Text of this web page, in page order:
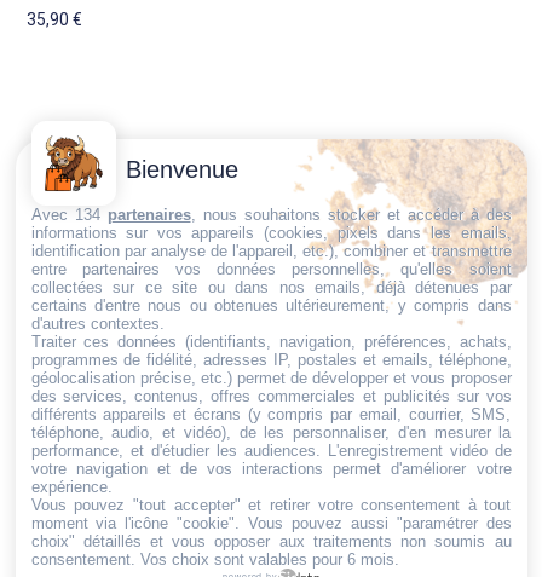
35,90€
Trouvez ce qu'il vous faut,
au bon endroit
Conditions
générales
de vente
Politique de
cookies
Politique de
confidentialité
Mentions
légales
Conditions de
retour et de
remboursement
Droit de
rétractation
Contactez-
Nous
Email:
dt@sasbms.fr
Bienvenue
Avec 134 partenaires, nous souhaitons stocker et accéder à des
informations sur vos appareils (cookies, pixels dans les emails,
identification par analyse de l'appareil, etc.), combiner et transmettre
entre partenaires vos données personnelles, qu'elles soient
collectées sur ce site ou dans nos emails, déjà détenues par
certains d'entre nous ou obtenues ultérieurement, y compris dans
d'autres contextes.
Traiter ces données (identifiants, navigation, préférences, achats,
programmes de fidélité, adresses IP, postales et emails, téléphone,
géolocalisation précise, etc.) permet de développer et vous proposer
des services, contenus, offres commerciales et publicités sur vos
différents appareils et écrans (y compris par email, courrier, SMS,
téléphone, audio, et vidéo), de les personnaliser, d'en mesurer la
performance, et d'étudier les audiences. L'enregistrement vidéo de
votre navigation et de vos interactions permet d'améliorer votre
expérience.
Vous pouvez "tout accepter" et retirer votre consentement à tout
moment via l'icône "cookie" . Vous pouvez aussi "paramétrer des
choix" détaillés et vous opposer aux traitements non soumis au
consentement. Vos choix sont valables pour 6 mois.